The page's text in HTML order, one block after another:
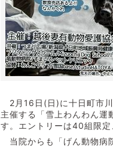
2月16日(日)に十日町市川
主催する「雪上わんわん運
す。エントリーは40組限
当院からも「げん動物病